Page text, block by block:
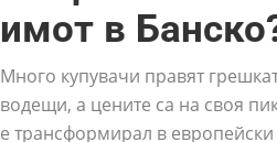
имот в
Много купувачи правят
водещи, а цените са на своя
е трансформирал в